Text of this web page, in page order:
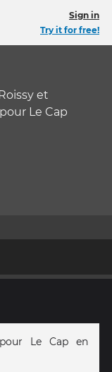
Sign in
Try it for free!
et
Le Cap
Le Cap en